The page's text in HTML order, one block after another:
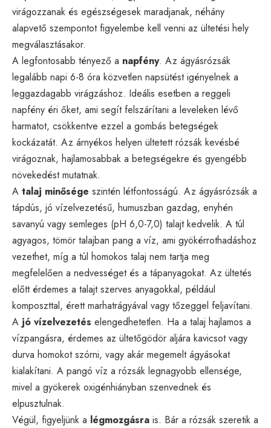
virágozzanak és egészségesek maradjanak, néhány
alapvető szempontot figyelembe kell venni az ültetési hely
megválasztásakor.
A legfontosabb tényező a napfény. Az ágyásrózsák
legalább napi 6-8 óra közvetlen napsütést igényelnek a
leggazdagabb virágzáshoz. Ideális esetben a reggeli
napfény éri őket, ami segít felszárítani a leveleken lévő
harmatot, csökkentve ezzel a gombás betegségek
kockázatát. Az árnyékos helyen ültetett rózsák kevésbé
virágoznak, hajlamosabbak a betegségekre és gyengébb
növekedést mutatnak.
A talaj minősége szintén létfontosságú. Az ágyásrózsák a
tápdús, jó vízelvezetésű, humuszban gazdag, enyhén
savanyú vagy semleges (pH 6,0-7,0) talajt kedvelik. A túl
agyagos, tömör talajban pang a víz, ami gyökérrothadáshoz
vezethet, míg a túl homokos talaj nem tartja meg
megfelelően a nedvességet és a tápanyagokat. Az ültetés
előtt érdemes a talajt szerves anyagokkal, például
komposzttal, érett marhatrágyával vagy tőzeggel feljavítani.
A jó vízelvezetés elengedhetetlen. Ha a talaj hajlamos a
vízpangásra, érdemes az ültetőgödör aljára kavicsot vagy
durva homokot szórni, vagy akár megemelt ágyásokat
kialakítani. A pangó víz a rózsák legnagyobb ellensége,
mivel a gyökerek oxigénhiányban szenvednek és
elpusztulnak.
Végül, figyeljünk a légmozgásra is. Bár a rózsák szeretik a